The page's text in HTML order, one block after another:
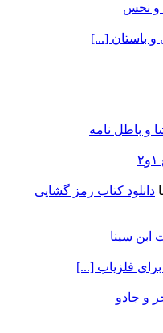
و نحس
و باستان [...]
و باطل نامه
دانلود کتاب رمز گشایی
ابن سینا
فلزیاب [...]
و جادو